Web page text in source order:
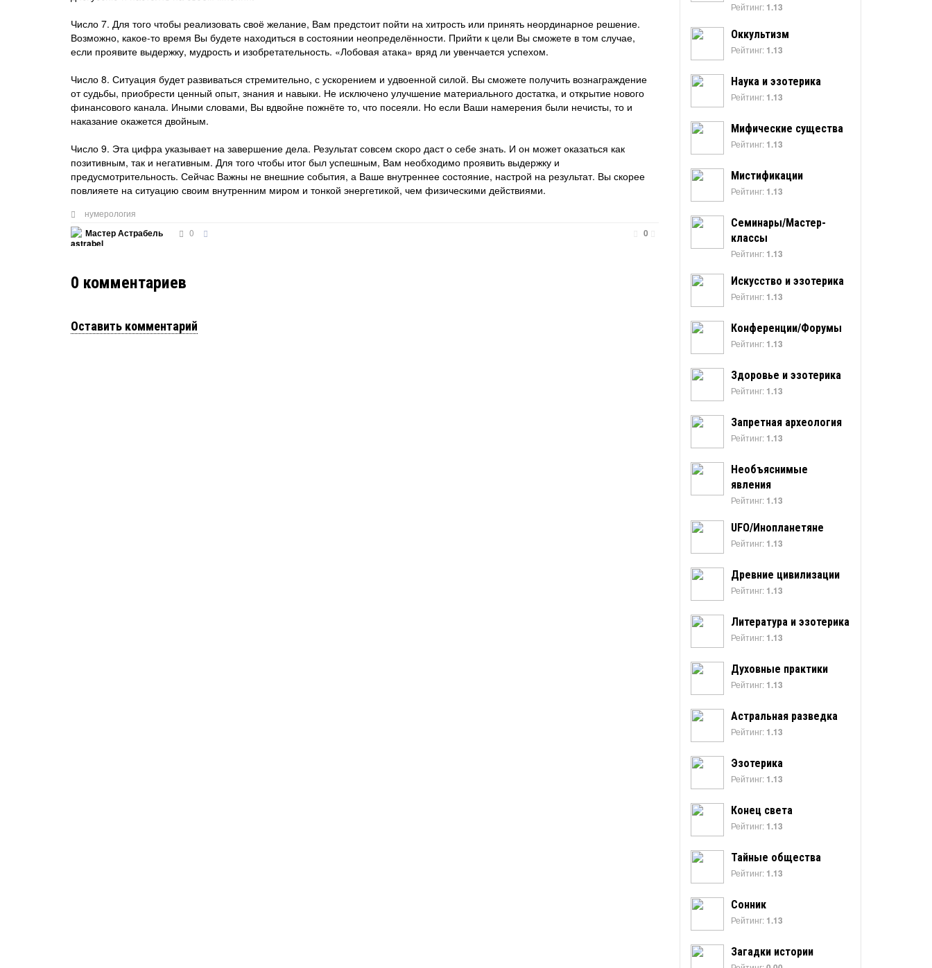
Число 7. Для того чтобы реализовать своё желание, Вам предстоит пойти на хитрость или принять неординарное решение.
Возможно, какое-то время Вы будете находиться в состоянии неопределённости. Прийти к цели Вы сможете в том случае,
если проявите выдержку, мудрость и изобретательность. «Лобовая атака» вряд ли увенчается успехом.
Число 8. Ситуация будет развиваться стремительно, с ускорением и удвоенной силой. Вы сможете получить вознаграждение
от судьбы, приобрести ценный опыт, знания и навыки. Не исключено улучшение материального достатка, и открытие нового
финансового канала. Иными словами, Вы вдвойне пожнёте то, что посеяли. Но если Ваши намерения были нечисты, то и
наказание окажется двойным.
Число 9. Эта цифра указывает на завершение дела. Результат совсем скоро даст о себе знать. И он может оказаться как
позитивным, так и негативным. Для того чтобы итог был успешным, Вам необходимо проявить выдержку и
предусмотрительность. Сейчас Важны не внешние события, а Ваше внутреннее состояние, настрой на результат. Вы скорее
повлияете на ситуацию своим внутренним миром и тонкой энергетикой, чем физическими действиями.
нумерология
Мастер Астрабель
0 0
0 комментариев
Оставить комментарий
Рейтинг: 1.13
Оккультизм
Рейтинг: 1.13
Наука и эзотерика
Рейтинг: 1.13
Мифические существа
Рейтинг: 1.13
Мистификации
Рейтинг: 1.13
Семинары/Мастер-
классы
Рейтинг: 1.13
Искусство и эзотерика
Рейтинг: 1.13
Конференции/Форумы
Рейтинг: 1.13
Здоровье и эзотерика
Рейтинг: 1.13
Запретная археология
Рейтинг: 1.13
Необъяснимые
явления
Рейтинг: 1.13
UFO/Инопланетяне
Рейтинг: 1.13
Древние цивилизации
Рейтинг: 1.13
Литература и эзотерика
Рейтинг: 1.13
Духовные практики
Рейтинг: 1.13
Астральная разведка
Рейтинг: 1.13
Эзотерика
Рейтинг: 1.13
Конец света
Рейтинг: 1.13
Тайные общества
Рейтинг: 1.13
Сонник
Рейтинг: 1.13
Загадки истории